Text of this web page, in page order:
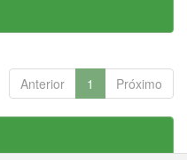
Anterior 1 Próximo